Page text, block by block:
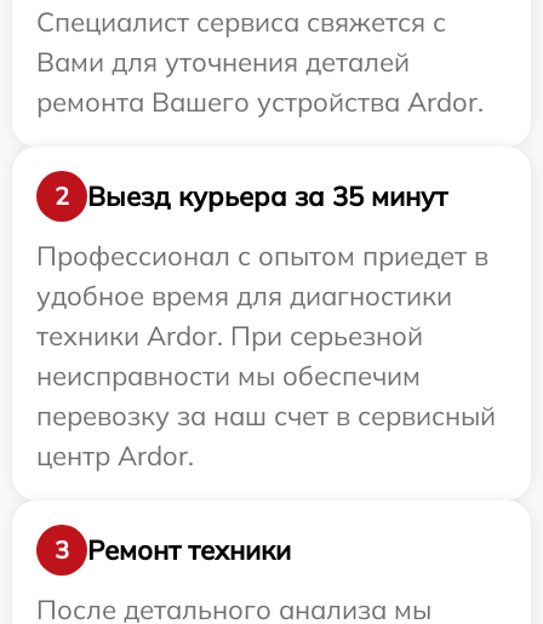
Специалист сервиса свяжется с
Вами для уточнения деталей
ремонта Вашего устройства Ardor.
2
Выезд курьера за 35 минут
Профессионал с опытом приедет в
удобное время для диагностики
техники Ardor. При серьезной
неисправности мы обеспечим
перевозку за наш счет в сервисный
центр Ardor.
3
Ремонт техники
После детального анализа мы